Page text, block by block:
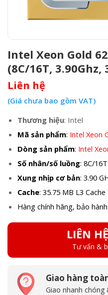
Intel Xeon Gold
(8C/16T, 3.90Ghz,
Liên hệ
(Giá chưa bao gồm VAT)
Thương hiệu: Intel
Mã sản phẩm: Intel Xeon
Dòng sản phẩm: Intel
Số nhân/số luồng: 8C/16T
Xung nhịp cơ bản: 3.90
Cache: 35.75 MB L3 Cache
Hàng chính hãng, bảo hành
LIÊN
Tư vấn &
Giao hàng
Giao nhanh chóng